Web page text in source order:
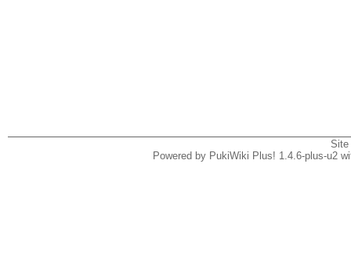
Powered by PukiWiki Plus! 1.4.6-plus-u2